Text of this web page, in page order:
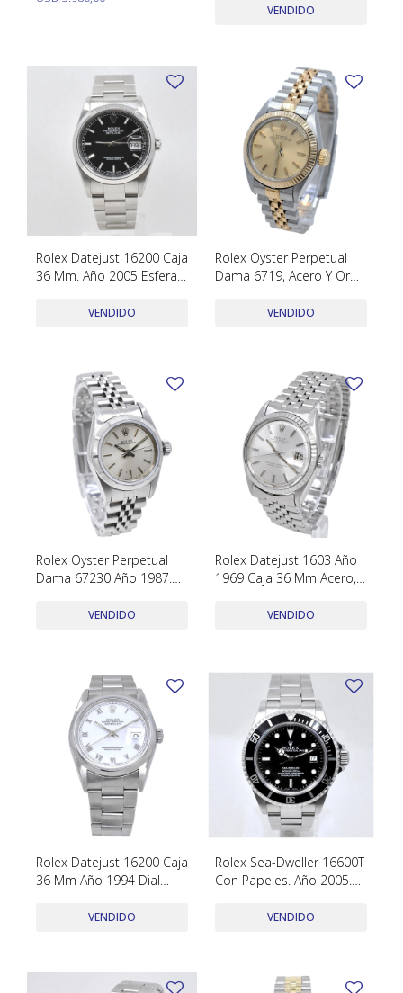
VENDIDO
Rolex Datejust 16200 Caja
36 Mm. Año 2005 Esfera
VENDIDO
Rolex Oyster Perpetual
Dama 6719, Acero Y Oro,
VENDIDO
Rolex Oyster Perpetual
Dama 67230 Año 1987.
InoxidableVENDIDO
Rolex Datejust 1603 Año
1969 Caja 36 Mm Acero,
VENDIDO
Rolex Datejust 16200 Caja
36 Mm Año 1994 Dial
RomanosVENDIDO
Rolex Sea-Dweller 16600T
Con Papeles. Año 2005.
VENDIDO